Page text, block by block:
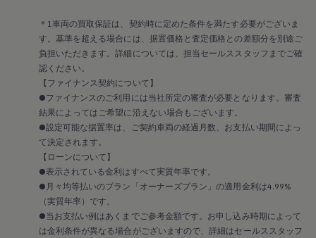
安心プログラム
メンテナンスプログラム
延長保証ウォルフィサポート
カスタマーセンター
認定中古車
“Certified Pre-Owned”の品質とは
延長保証サービスガイド
9つの約束
スマート買取
キャンペーン/ファイナンスプログラム
フォルクスワーゲンについて
企業情報
会社概要
会社概要EN
採用情報
正規ディーラー地域別採用情報
＊1車両の買取保証は、契約時に定めた条件を満たす必要がございま
す。基準を超える場合には、据置価格と査定価格との差額分を別途ご
負担いただきます。詳細については、担当セールススタッフまでご確
認ください。
【ファイナンス契約について】
●ファイナンスのご利用には当社所定の審査が必要となります。審査
結果によってはご希望に沿えない場合もございます。
●設定可能な据置率は、ご契約車両の経過月数、お支払い期間によっ
て決定されます。
【ローンについて】
●表示されている金利はすべて実質年率です。
●月々均等払いのプラン「オーナーズプラン」の適用金利は4.99%
（実質年率）です。
●当お支払い例はあくまでご参考金額です。お申し込み時期によって
は金利条件が異なる場合がございますので、詳細はセールススタッフ